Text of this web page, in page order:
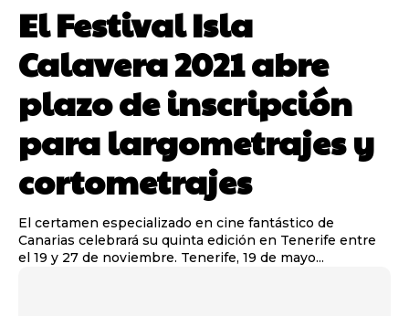
El Festival Isla
Calavera 2021 abre
plazo de inscripción
para largometrajes y
cortometrajes
El certamen especializado en cine fantástico de
Canarias celebrará su quinta edición en Tenerife entre
el 19 y 27 de noviembre. Tenerife, 19 de mayo...